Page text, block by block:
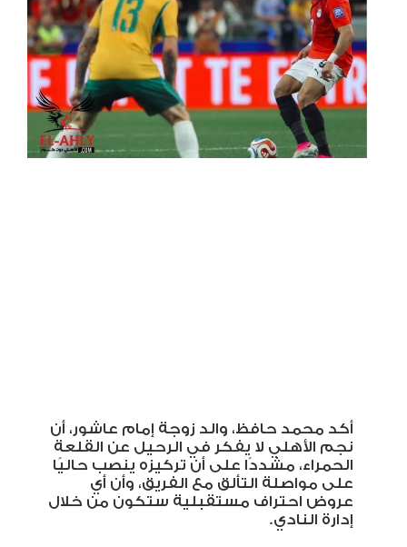
أكد محمد حافظ، والد زوجة إمام عاشور، أن
نجم الأهلي لا يفكر في الرحيل عن القلعة
الحمراء، مشددًا على أن تركيزه ينصب حاليًا
على مواصلة التألق مع الفريق، وأن أي
عروض احتراف مستقبلية ستكون من خلال
إدارة النادي.